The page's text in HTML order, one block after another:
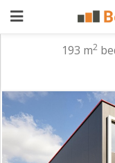
Pand
zoeken
Waarom
193 m2